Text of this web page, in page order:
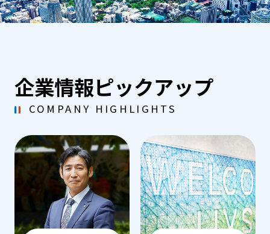
企業情報ピックアップ
COMPANY HIGHLIGHTS